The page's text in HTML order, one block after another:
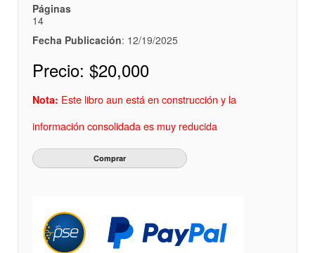
Páginas
14
Fecha Publicación: 12/19/2025
Precio: $20,000
Nota: Este libro aun está en construcción y la
información consolidada es muy reducida